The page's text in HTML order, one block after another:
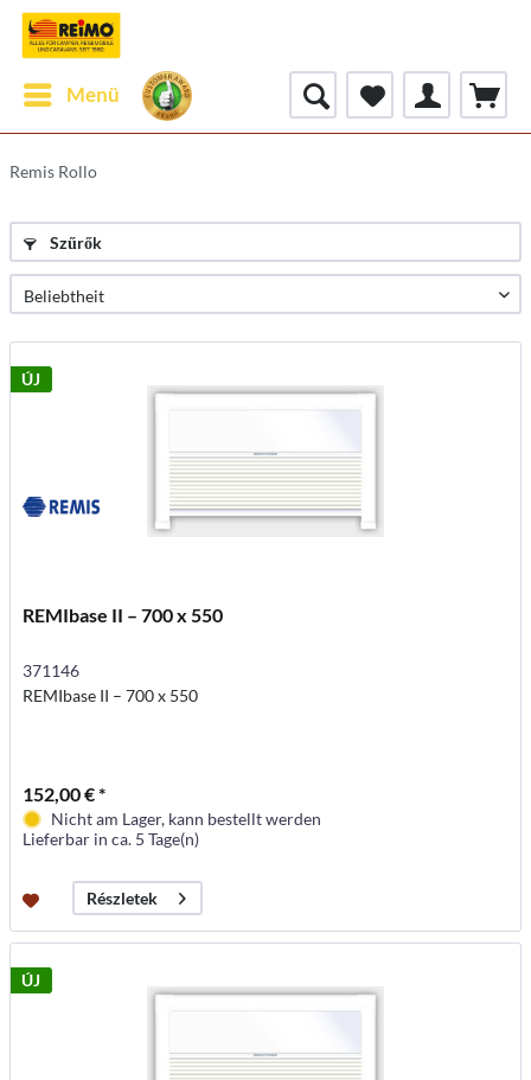
Menü
Remis Rollo
Szűrők
ÚJ
REMIbase II – 700 x 550
371146
REMIbase II – 700 x 550
152,00 € *
Nicht am Lager, kann bestellt werden
Lieferbar in ca. 5 Tage(n)
Részletek
ÚJ